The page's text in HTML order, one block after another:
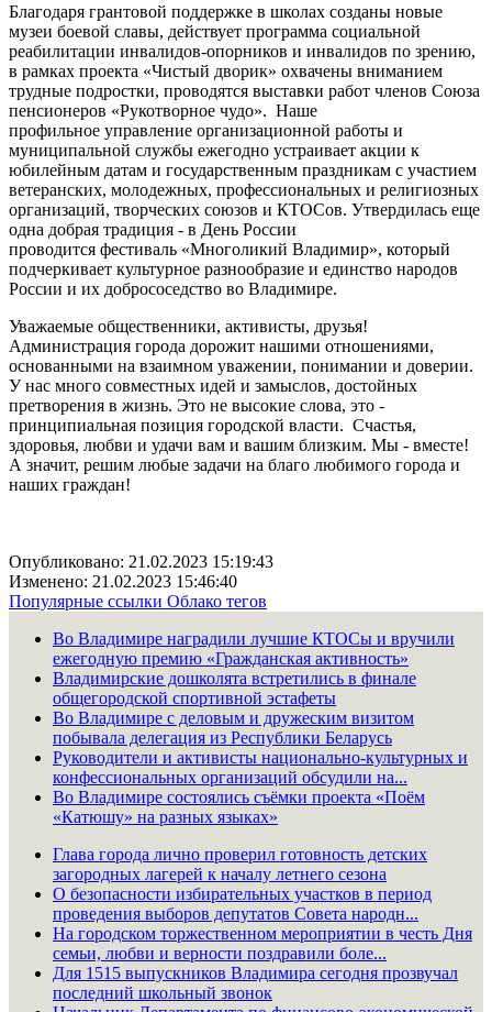
Благодаря грантовой поддержке в школах созданы новые
музеи боевой славы, действует программа социальной
реабилитации инвалидов-опорников и инвалидов по зрению,
в рамках проекта «Чистый дворик» охвачены вниманием
трудные подростки, проводятся выставки работ членов Союза
пенсионеров «Рукотворное чудо». Наше
профильное управление организационной работы и
муниципальной службы ежегодно устраивает акции к
юбилейным датам и государственным праздникам с участием
ветеранских, молодежных, профессиональных и религиозных
организаций, творческих союзов и КТОСов. Утвердилась еще
одна добрая традиция - в День России
проводится фестиваль «Многоликий Владимир», который
подчеркивает культурное разнообразие и единство народов
России и их добрососедство во Владимире.
Уважаемые общественники, активисты, друзья!
Администрация города дорожит нашими отношениями,
основанными на взаимном уважении, понимании и доверии.
У нас много совместных идей и замыслов, достойных
претворения в жизнь. Это не высокие слова, это -
принципиальная позиция городской власти. Счастья,
здоровья, любви и удачи вам и вашим близким. Мы - вместе!
А значит, решим любые задачи на благо любимого города и
наших граждан!
Опубликовано: 21.02.2023 15:19:43
Изменено: 21.02.2023 15:46:40
Популярные ссылки Облако тегов
Во Владимире наградили лучшие КТОСы и вручили
ежегодную премию «Гражданская активность»
Владимирские дошколята встретились в финале
общегородской спортивной эстафеты
Во Владимире с деловым и дружеским визитом
побывала делегация из Республики Беларусь
Руководители и активисты национально-культурных и
конфессиональных организаций обсудили на...
Во Владимире состоялись съёмки проекта «Поём
«Катюшу» на разных языках»
Глава города лично проверил готовность детских
загородных лагерей к началу летнего сезона
О безопасности избирательных участков в период
проведения выборов депутатов Совета народн...
На городском торжественном мероприятии в честь Дня
семьи, любви и верности поздравили боле...
Для 1515 выпускников Владимира сегодня прозвучал
последний школьный звонок